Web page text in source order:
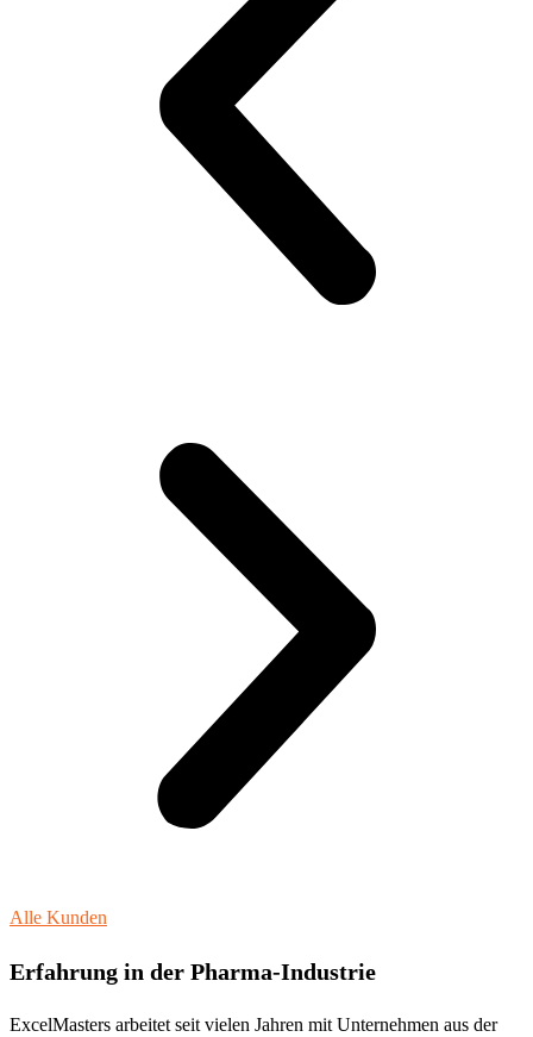
Alle Kunden
Erfahrung in der Pharma-Industrie
ExcelMasters arbeitet seit vielen Jahren mit Unternehmen aus der